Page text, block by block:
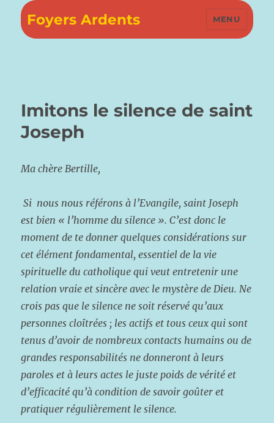
Foyers Ardents MENU
Imitons le silence de saint
Joseph
Ma chère Bertille,
Si nous nous référons à l’Evangile, saint Joseph
est bien « l’homme du silence ». C’est donc le
moment de te donner quelques considérations sur
cet élément fondamental, essentiel de la vie
spirituelle du catholique qui veut entretenir une
relation vraie et sincère avec le mystère de Dieu. Ne
crois pas que le silence ne soit réservé qu’aux
personnes cloîtrées ; les actifs et tous ceux qui sont
tenus d’avoir de nombreux contacts humains ou de
grandes responsabilités ne donneront à leurs
paroles et à leurs actes le juste poids de vérité et
d’efficacité qu’à condition de savoir goûter et
pratiquer régulièrement le silence.